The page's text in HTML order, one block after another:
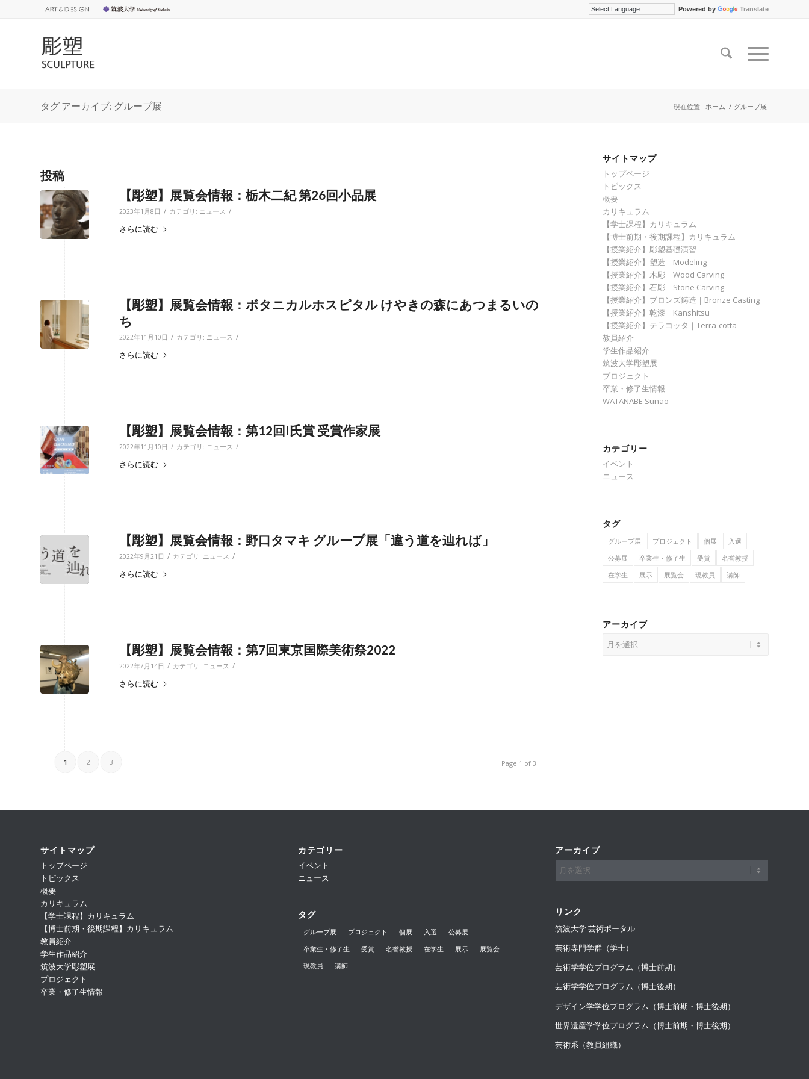
Powered by Translate
タグ アーカイブ: グループ展 現在位置: ホーム / グループ展
投稿
【彫塑】展覧会情報：栃木二紀 第26回小品展
2023年1月8日 / カテゴリ: ニュース /
さらに読む
【彫塑】展覧会情報：ボタニカルホスピタル けやきの森にあつまるいの
ち
2022年11月10日 / カテゴリ: ニュース /
さらに読む
【彫塑】展覧会情報：第12回I氏賞 受賞作家展
2022年11月10日 / カテゴリ: ニュース /
さらに読む
【彫塑】展覧会情報：野口タマキ グループ展「違う道を辿れば」
2022年9月21日 / カテゴリ: ニュース /
さらに読む
【彫塑】展覧会情報：第7回東京国際美術祭2022
2022年7月14日 / カテゴリ: ニュース /
さらに読む
Page 1 of 3
1 2 3
サイトマップ
トップページ
トピックス
概要
カリキュラム
【学士課程】カリキュラム
【博士前期・後期課程】カリキュラム
【授業紹介】彫塑基礎演習
【授業紹介】塑造｜Modeling
【授業紹介】木彫｜Wood Carving
【授業紹介】石彫｜Stone Carving
【授業紹介】ブロンズ鋳造｜Bronze Casting
【授業紹介】乾漆｜Kanshitsu
【授業紹介】テラコッタ｜Terra-cotta
教員紹介
学生作品紹介
筑波大学彫塑展
プロジェクト
卒業・修了生情報
WATANABE Sunao
カテゴリー
イベント
ニュース
タグ
グループ展 プロジェクト 個展
入選
公募展
卒業生・修了生 受賞
名誉教授
在学生
展示 展覧会 現教員 講師
アーカイブ
サイトマップ
トップページ
トピックス
概要
カリキュラム
【学士課程】カリキュラム
【博士前期・後期課程】カリキュラム
教員紹介
学生作品紹介
筑波大学彫塑展
プロジェクト
卒業・修了生情報
カテゴリー
イベント
ニュース
タグ
グループ展 プロジェクト 個展 入選
公募展
卒業生・修了生
受賞 名誉教授 在学生 展示
展覧会
現教員
講師
アーカイブ
リンク
筑波大学 芸術ポータル
芸術専門学群（学士）
芸術学学位プログラム（博士前期）
芸術学学位プログラム（博士後期）
デザイン学学位プログラム（博士前期・博士後期）
世界遺産学学位プログラム（博士前期・博士後期）
芸術系（教員組織）